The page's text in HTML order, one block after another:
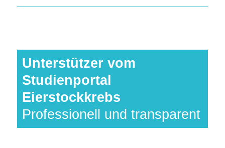
Unterstützer vom
Studienportal
Eierstockkrebs
Professionell und transparent